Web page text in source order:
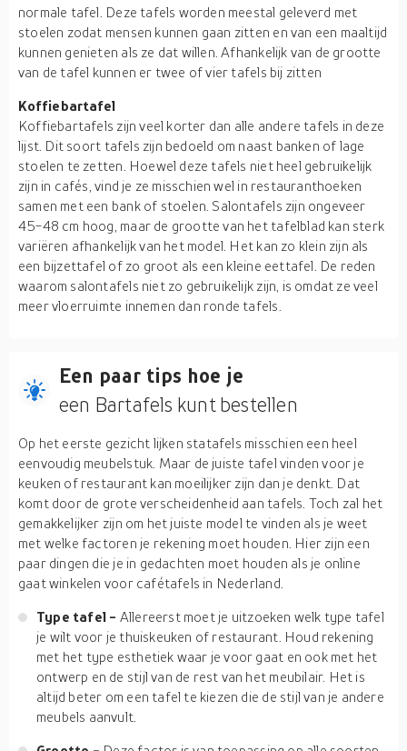
normale tafel. Deze tafels worden meestal geleverd met
stoelen zodat mensen kunnen gaan zitten en van een maaltijd
kunnen genieten als ze dat willen. Afhankelijk van de grootte
van de tafel kunnen er twee of vier tafels bij zitten
Koffiebartafel
Koffiebartafels zijn veel korter dan alle andere tafels in deze
lijst. Dit soort tafels zijn bedoeld om naast banken of lage
stoelen te zetten. Hoewel deze tafels niet heel gebruikelijk
zijn in cafés, vind je ze misschien wel in restauranthoeken
samen met een bank of stoelen. Salontafels zijn ongeveer
45-48 cm hoog, maar de grootte van het tafelblad kan sterk
variëren afhankelijk van het model. Het kan zo klein zijn als
een bijzettafel of zo groot als een kleine eettafel. De reden
waarom salontafels niet zo gebruikelijk zijn, is omdat ze veel
meer vloerruimte innemen dan ronde tafels.
Een paar tips hoe je
een Bartafels kunt bestellen
Op het eerste gezicht lijken statafels misschien een heel
eenvoudig meubelstuk. Maar de juiste tafel vinden voor je
keuken of restaurant kan moeilijker zijn dan je denkt. Dat
komt door de grote verscheidenheid aan tafels. Toch zal het
gemakkelijker zijn om het juiste model te vinden als je weet
met welke factoren je rekening moet houden. Hier zijn een
paar dingen die je in gedachten moet houden als je online
gaat winkelen voor cafétafels in Nederland.
Type tafel - Allereerst moet je uitzoeken welk type tafel
je wilt voor je thuiskeuken of restaurant. Houd rekening
met het type esthetiek waar je voor gaat en ook met het
ontwerp en de stijl van de rest van het meubilair. Het is
altijd beter om een tafel te kiezen die de stijl van je andere
meubels aanvult.